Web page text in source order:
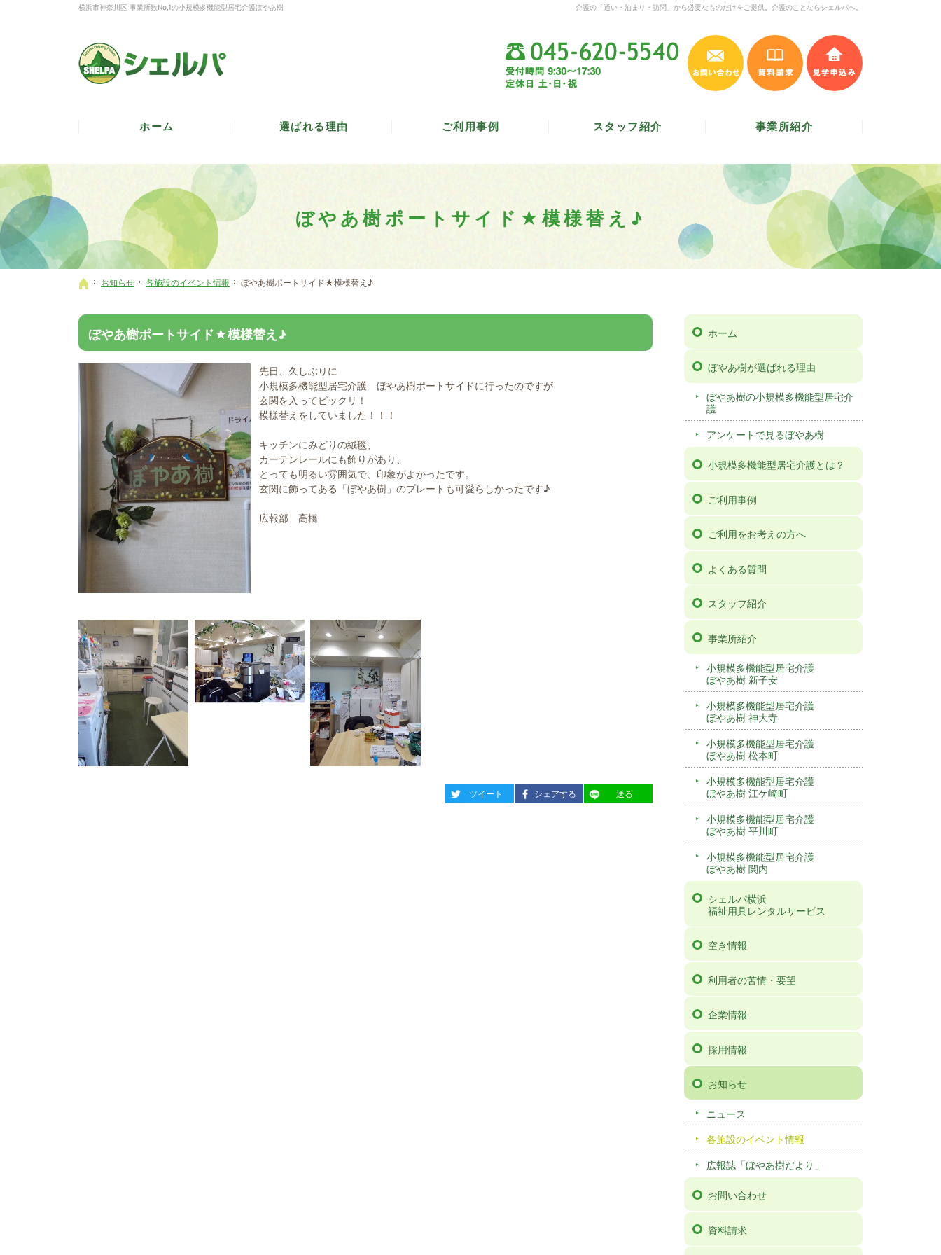
ぼやあ樹ポートサイド★模様替え♪
介護の「通い・泊まり・訪問」から必要なものだけをご提供。介護のことならシェルパへ。
横浜市神奈川区 事業所数No,1の小規模多機能型居宅介護ぼやあ樹
ホーム
お知らせ 各施設のイベント情報 ぼやあ樹ポートサイド★模様替え♪
ぼやあ樹ポートサイド★模様替え♪
先日、久しぶりに
小規模多機能型居宅介護 ぼやあ樹ポートサイドに行ったのですが
玄関を入ってビックリ！
模様替えをしていました！！！
キッチンにみどりの絨毯、
カーテンレールにも飾りがあり、
とっても明るい雰囲気で、印象がよかったです。
玄関に飾ってある「ぼやあ樹」のプレートも可愛らしかったです♪
広報部 高橋
entry495ツイート entry495
シェアする entry495
送る
ホーム
ぼやあ樹が選ばれる理由
ぼやあ樹の小規模多機能型居宅介
護
アンケートで見るぼやあ樹
小規模多機能型居宅介護とは？
ご利用事例
ご利用をお考えの方へ
よくある質問
スタッフ紹介
事業所紹介
小規模多機能型居宅介護
ぼやあ樹 新子安
小規模多機能型居宅介護
ぼやあ樹 神大寺
小規模多機能型居宅介護
ぼやあ樹 松本町
小規模多機能型居宅介護
ぼやあ樹 江ケ崎町
小規模多機能型居宅介護
ぼやあ樹 平川町
小規模多機能型居宅介護
ぼやあ樹 関内
シェルパ横浜
福祉用具レンタルサービス
空き情報
利用者の苦情・要望
企業情報
採用情報
お知らせ
ニュース
各施設のイベント情報
広報誌「ぼやあ樹だより」
お問い合わせ
資料請求
045-620-5540
受付時間 9:30～17:30／ 定休日 土・日・祝
お問い合わせ 資料請求
ホーム 選ばれる理由 ご利用事例 スタッフ紹介 事業所紹介